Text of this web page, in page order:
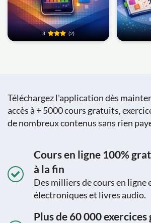
3 (2)
Téléchargez l'application dès
accès à + 5000 cours gratuits,
de nombreux contenus sans rien
Cours en ligne 100%
à la fin
Des milliers de cours en ligne
électroniques et livres audio.
Plus de 60 000